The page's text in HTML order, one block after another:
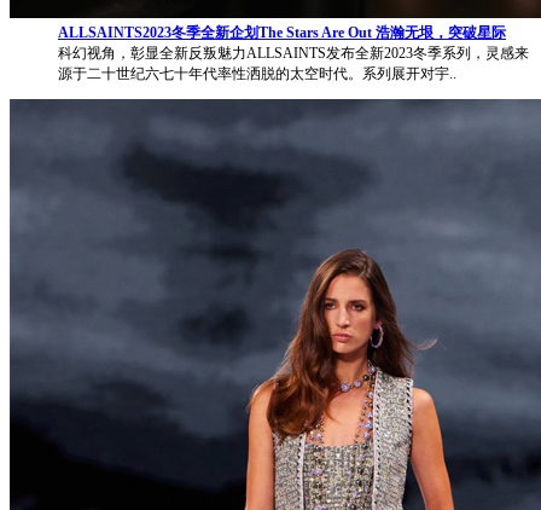
ALLSAINTS2023冬季全新企划The Stars Are Out 浩瀚无垠，突破星际
科幻视角，彰显全新反叛魅力ALLSAINTS发布全新2023冬季系列，灵感来
源于二十世纪六七十年代率性洒脱的太空时代。系列展开对宇..